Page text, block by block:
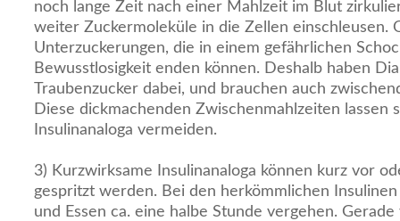
noch lange Zeit nach einer Mahlzeit im Blut
weiter Zuckermoleküle in die Zellen einschleusen.
Unterzuckerungen, die in einem gefährlichen
Bewusstlosigkeit enden können. Deshalb haben
Traubenzucker dabei, und brauchen auch
Diese dickmachenden Zwischenmahlzeiten lassen
Insulinanaloga vermeiden.
3) Kurzwirksame Insulinanaloga können kurz vor
gespritzt werden. Bei den herkömmlichen
und Essen ca. eine halbe Stunde vergehen.